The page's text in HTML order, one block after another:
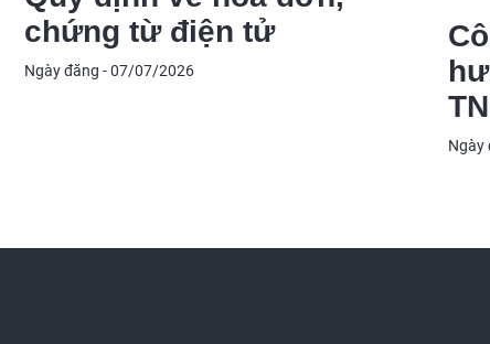
chứng từ điện tử
Ngày đăng - 07/07/2026
Ngày